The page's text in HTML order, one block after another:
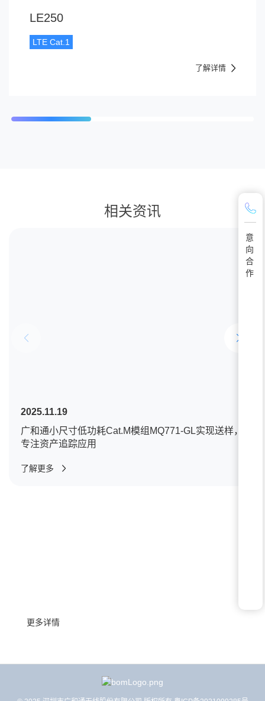
LE250
LTE Cat.1
了解详情
相关资讯
2025.11.19
广和通小尺寸低功耗Cat.M模组MQ771-GL实现送样，
专注资产追踪应用
了解更多
更多详情
意
向
合
作